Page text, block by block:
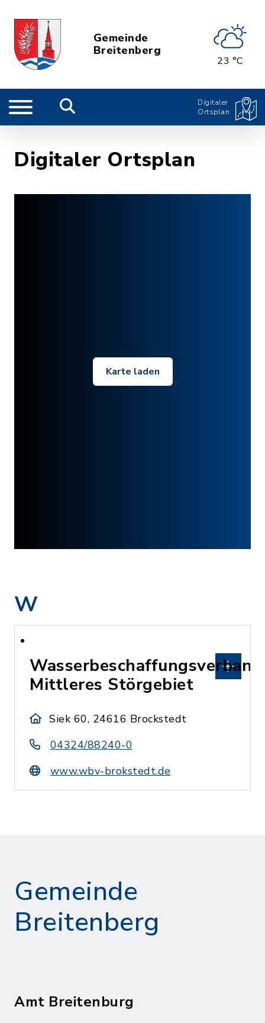
Gemeinde
Breitenberg
23 °C
Digitaler
Ortsplan
Digitaler Ortsplan
Karte laden
W
Wasserbeschaffungsverband
Mittleres Störgebiet
Siek 60, 24616 Brockstedt
04324/88240-0
www.wbv-brokstedt.de
Gemeinde
Breitenberg
Amt Breitenburg